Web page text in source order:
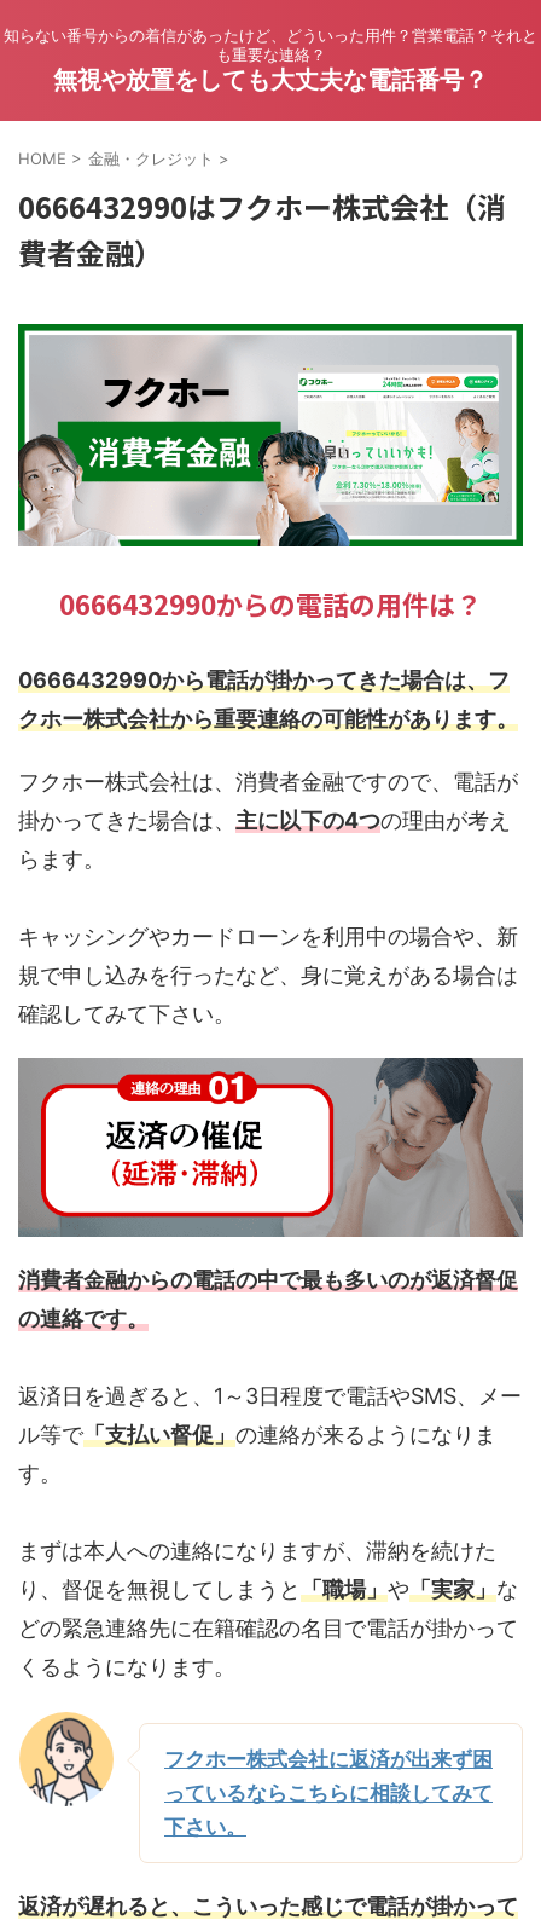
知らない番号からの着信があったけど、どういった用件？営業電話？それと
も重要な連絡？
無視や放置をしても大丈夫な電話番号？
HOME > 金融・クレジット >
0666432990はフクホー株式会社（消
費者金融）
0666432990からの電話の用件は？
0666432990から電話が掛かってきた場合は、フ
クホー株式会社から重要連絡の可能性があります。
フクホー株式会社は、消費者金融ですので、電話が
掛かってきた場合は、 主に以下の4つの理由が考え
らます。
キャッシングやカードローンを利用中の場合や、新
規で申し込みを行ったなど、身に覚えがある場合は
確認してみて下さい。
消費者金融からの電話の中で最も多いのが返済督促
の連絡です。
返済日を過ぎると、1～3日程度で電話やSMS、メー
ル等で「支払い督促」の連絡が来るようになりま
す。
まずは本人への連絡になりますが、滞納を続けた
り、督促を無視してしまうと「職場」や「実家」な
どの緊急連絡先に在籍確認の名目で電話が掛かって
くるようになります。
フクホー株式会社に返済が出来ず困
っているならこちらに相談してみて
下さい。
返済が遅れると、こういった感じで電話が掛かって